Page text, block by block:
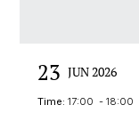
23 JUN 2026
Time: 17:00 - 18:00